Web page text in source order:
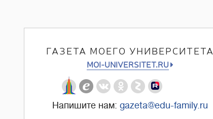
ГАЗЕТА МОЕГО УНИВЕРСИТЕТА
MOI-UNIVERSITET.RU
Напишите нам: gazeta@edu-family.ru